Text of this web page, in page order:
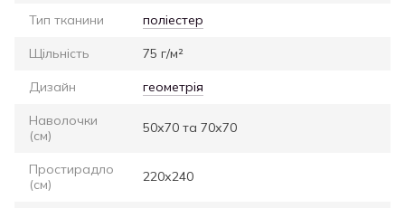
Тип тканини поліестер
Щільність 75 г/м²
Дизайн геометрія
Наволочки
(см)
50х70 та 70х70
Простирадло
(см)
220х240